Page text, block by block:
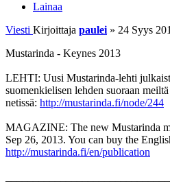
Lainaa
Viesti Kirjoittaja paulei » 24 Syys
Mustarinda - Keynes 2013
LEHTI: Uusi Mustarinda-lehti
suomenkielisen lehden suoraan meiltä
netissä: http://mustarinda.fi/node/244
MAGAZINE: The new Mustarinda
Sep 26, 2013. You can buy the
http://mustarinda.fi/en/publication